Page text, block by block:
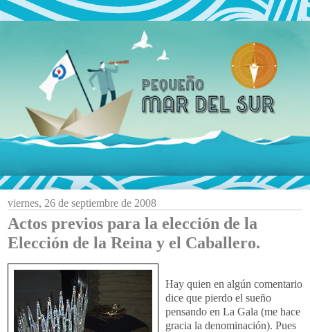
viernes, 26 de septiembre de 2008
Actos previos para la elección de la
Elección de la Reina y el Caballero.
Hay quien en algún comentario
dice que pierdo el sueño
pensando en La Gala (me hace
gracia la denominación). Pues